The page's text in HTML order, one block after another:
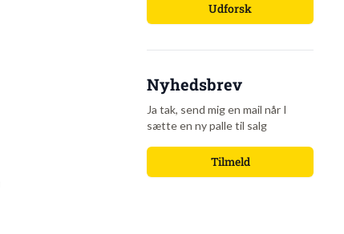
Udforsk
Nyhedsbrev
Ja tak, send mig en mail når I
sætte en ny palle til salg
Tilmeld